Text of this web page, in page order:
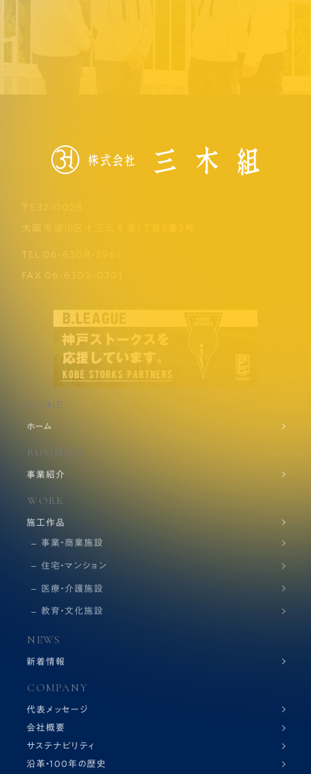
大阪市淀川区十三元今里1丁目2番2号
TEL 06-6308-3961
FAX 06-6302-0701
HOME
ホーム
BUSINESS
事業紹介
WORK
施工作品
事業・商業施設
住宅・マンション
医療・介護施設
教育・文化施設
NEWS
新着情報
COMPANY
代表メッセージ
会社概要
サステナビリティ
沿革・100年の歴史